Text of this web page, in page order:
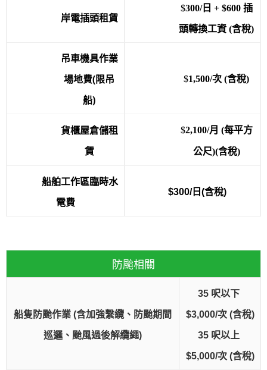
岸電插頭租賃
$300/日 + $600 插
頭轉換工資 (含稅)
吊車機具作業
場地費(限吊
船)
$1,500/次 (含稅)
貨櫃屋倉儲租
賃
$2,100/月 (每平方
公尺)(含稅)
船舶工作區臨時水
電費
$300/日(含稅)
防颱相關
船隻防颱作業 (含加強繫纜、防颱期間
巡邏、颱風過後解纜繩)
35 呎以下
$3,000/次 (含稅)
35 呎以上
$5,000/次 (含稅)